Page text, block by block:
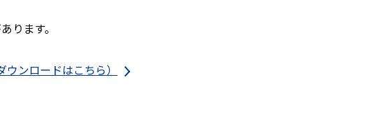
ります。
ンロードはこちら）